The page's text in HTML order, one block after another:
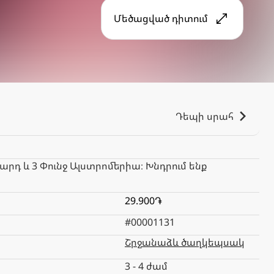
Մեծացված դիտում
Դեպի սրահ
և 3 Փունջ Ալստրոմերիա։ Խնդրում ենք
29.900֏
#00001131
Շրջանաձև ծաղկեպսակ
3 - 4 ժամ